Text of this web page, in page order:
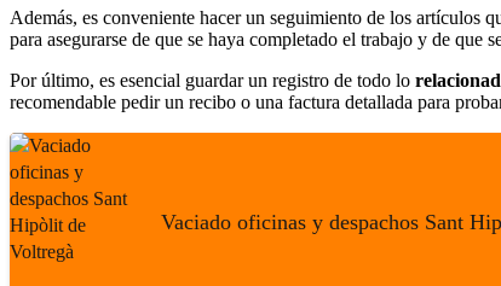
Además, es conveniente hacer un seguimiento de los artículos
para asegurarse de que se haya completado el trabajo y de que
Por último, es esencial guardar un registro de todo lo
recomendable pedir un recibo o una factura detallada para
Vaciado oficinas y despachos Sant